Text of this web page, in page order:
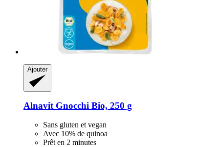
Ajouter
AlnavitGnocchi Bio, 250 g
Sans gluten et vegan
Avec 10% de quinoa
Prêt en 2 minutes